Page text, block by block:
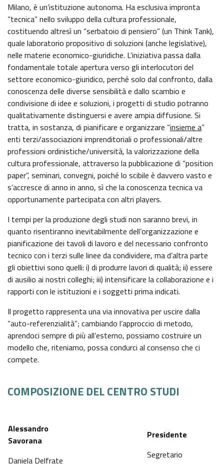
Milano, è un’istituzione autonoma. Ha esclusiva impronta
“tecnica” nello sviluppo della cultura professionale,
costituendo altresì un “serbatoio di pensiero” (un Think Tank),
quale laboratorio propositivo di soluzioni (anche legislative),
nelle materie economico-giuridiche. L’iniziativa passa dalla
fondamentale totale apertura verso gli interlocutori del
settore economico-giuridico, perché solo dal confronto, dalla
conoscenza delle diverse sensibilità e dallo scambio e
condivisione di idee e soluzioni, i progetti di studio potranno
qualitativamente distinguersi e avere ampia diffusione. Si
tratta, in sostanza, di pianificare e organizzare “insieme a”
enti terzi/associazioni imprenditoriali o professionali/altre
professioni ordinistiche/università, la valorizzazione della
cultura professionale, attraverso la pubblicazione di “position
paper”, seminari, convegni, poiché lo scibile è davvero vasto e
s’accresce di anno in anno, sì che la conoscenza tecnica va
opportunamente partecipata con altri players.
I tempi per la produzione degli studi non saranno brevi, in
quanto risentiranno inevitabilmente dell’organizzazione e
pianificazione dei tavoli di lavoro e del necessario confronto
tecnico con i terzi sulle linee da condividere, ma d’altra parte
gli obiettivi sono quelli: i) di produrre lavori di qualità; ii) essere
di ausilio ai nostri colleghi; iii) intensificare la collaborazione e i
rapporti con le istituzioni e i soggetti prima indicati.
Il progetto rappresenta una via innovativa per uscire dalla
“auto-referenzialità”; cambiando l’approccio di metodo,
aprendoci sempre di più all’esterno, possiamo costruire un
modello che, riteniamo, possa condurci al consenso che ci
compete.
COMPOSIZIONE DEL CENTRO STUDI
Alessandro
Savorana
Daniela Delfrate
Presidente
Segretario
SERVIZI EROGATI
PAGAMENTI DELL'AMMINISTRAZIONE
ALTRI CONTENUTI - CORRUZIONE
ALTRI CONTENUTI - ACCESSO CIVICO
ALTRI CONTENUTI
OPERE PUBBLICHE
INTERVENTI STRAORDINARI E DI EMERGENZA
GAZZETTA UFFICIALE
NORMATTIVA